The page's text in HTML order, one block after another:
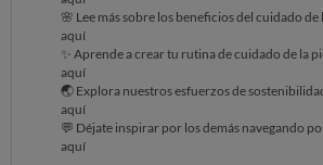
🌸 Lee más sobre los beneficios del cuidado
aquí
✨ Aprende a crear tu rutina de cuidado de la
aquí
🌏 Explora nuestros esfuerzos de
aquí
💬 Déjate inspirar por los demás navegando
aquí